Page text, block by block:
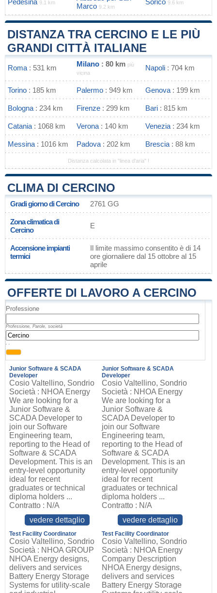
Pedesina 9.1 km
Marco 9.2 km
Sorico 9.6 km
DISTANZA TRA CERCINO E LE PIÙ
GRANDI CITTÀ ITALIANE
Roma : 531 km Milano : 80 km più
vicina
Napoli : 704 km
Torino : 185 km Palermo : 949 km Genova : 199 km
Bologna : 234 km Firenze : 299 km Bari : 815 km
Catania : 1068 km Verona : 140 km Venezia : 234 km
Messina : 1016 km Padova : 202 km Brescia : 88 km
Distanza calcolata in "linea d'aria" !
CLIMA DI CERCINO
Gradi giorno di Cercino 2761 GG
Zona climatica di
Cercino
E
Accensione impianti
termici
Il limite massimo consentito è di 14
ore giornaliere dal 15 ottobre al 15
aprile
OFFERTE DI LAVORO A CERCINO
Professione
Professione, Parole, società
, ,
Junior Software & SCADA
Developer
Cosio Valtellino, Sondrio
Società : NHOA Energy
We are looking for a
Junior Software &
SCADA Developer to
join our Software
Engineering team,
reporting to the Head of
Software & SCADA
Development. This is an
entry-level opportunity
ideal for recent
graduates or technical
diploma holders ...
Contratto : N/A
vedere dettaglio
Junior Software & SCADA
Developer
Cosio Valtellino, Sondrio
Società : NHOA Energy
We are looking for a
Junior Software &
SCADA Developer to
join our Software
Engineering team,
reporting to the Head of
Software & SCADA
Development. This is an
entry-level opportunity
ideal for recent
graduates or technical
diploma holders ...
Contratto : N/A
vedere dettaglio
Test Facility Coordinator
Cosio Valtellino, Sondrio
Società : NHOA GROUP
NHOA Energy designs,
delivers and services
Battery Energy Storage
Systems for utility-scale
Test Facility Coordinator
Cosio Valtellino, Sondrio
Società : NHOA Energy
Company Description
NHOA Energy designs,
delivers and services
Battery Energy Storage